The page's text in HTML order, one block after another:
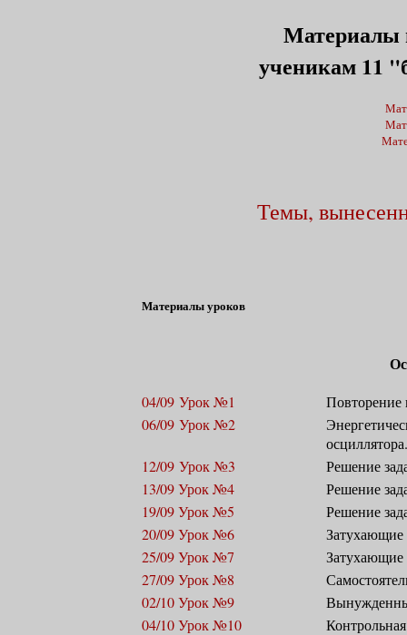
Материалы
ученикам 11
Темы,
Материалы уроков
04/09 Урок №1
Повторение
06/09 Урок №2
12/09 Урок №3
Решение
13/09 Урок №4
Решение
19/09 Урок №5
Решение
20/09 Урок №6
Затухающие
25/09 Урок №7
Затухающие
27/09 Урок №8
02/10 Урок №9
04/10 Урок №10